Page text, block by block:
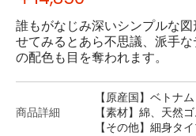
誰もがなじみ深いシンプルな
せてみるとあら不思議、派手
の配色も目を奪われます。
商品詳細
【原産国】ベトナム
【素材】綿、天然
【その他】細身タ